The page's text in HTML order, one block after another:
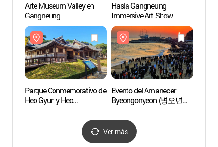
Arte Museum Valley en
Gangneung
(아르떼뮤지엄 강릉)
Hasla Gangneung
Immersive Art Show
(하슬라강릉
이머시브아트쇼)
Parque Conmemorativo de
Heo Gyun y Heo
허난설헌 기념공원)
Evento del Amanecer
Byeongonyeon (병오년
Ver más